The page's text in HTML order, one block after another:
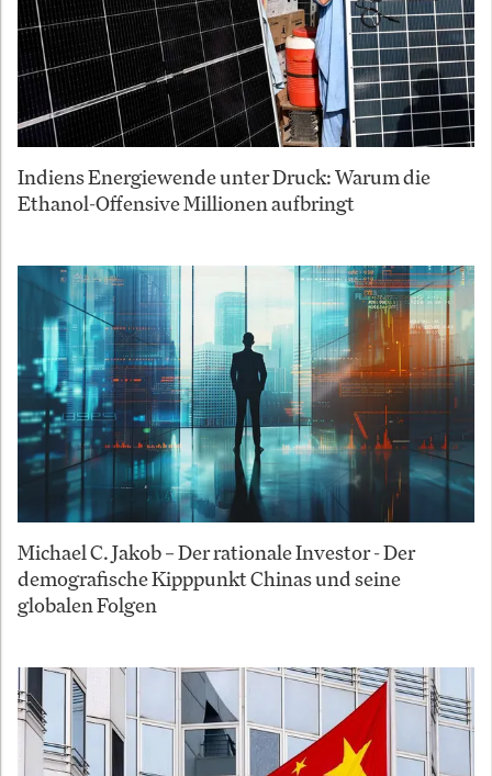
Indiens Energiewende unter Druck: Warum die
Ethanol-Offensive Millionen aufbringt
Michael C. Jakob – Der rationale Investor - Der
demografische Kipppunkt Chinas und seine
globalen Folgen